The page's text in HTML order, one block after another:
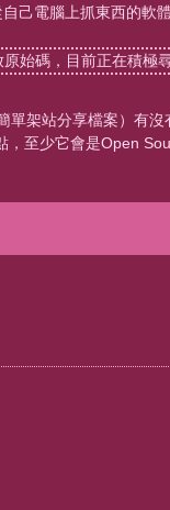
自己電腦上抓東西的
始碼，目前正在積極
單架站分享檔案）有
，至少它會是Open